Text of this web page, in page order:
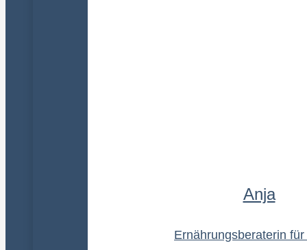
Anja
Ernährungsberaterin